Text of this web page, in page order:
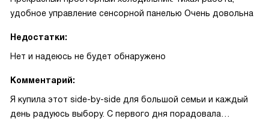
по сравнению с предыдущим старым прибором, это
удобное управление сенсорной панелью Очень довольна
Недостатки:
Нет и надеюсь не будет обнаружено
Комментарий:
Я купила этот side-by-side для большой семьи и каждый
день радуюсь выбору. С первого дня порадовала